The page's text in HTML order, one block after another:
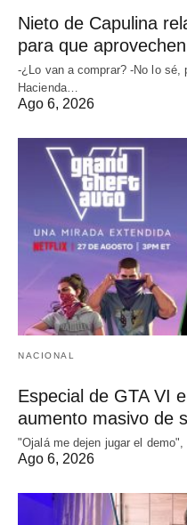
Nieto de Capulina
para que aprovechen
-¿Lo van a comprar? -No lo sé,
Hacienda…
Ago 6, 2026
NACIONAL
Especial de GTA VI
aumento masivo de
"Ojalá me dejen jugar el
Ago 6, 2026